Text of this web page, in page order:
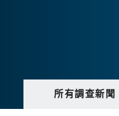
所有調查新聞